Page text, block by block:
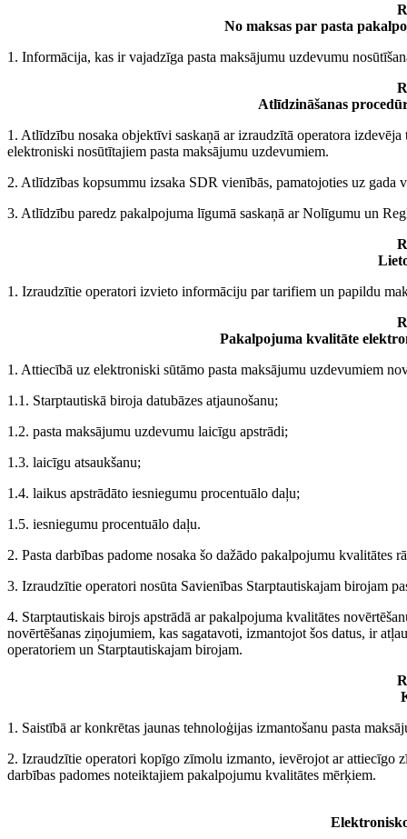
No maksas par pasta
1. Informācija, kas ir vajadzīga pasta maksājumu uzdevumu
Atlīdzināšanas
1. Atlīdzību nosaka objektīvi saskaņā ar izraudzītā operatora
elektroniski nosūtītajiem pasta maksājumu uzdevumiem.
2. Atlīdzības kopsummu izsaka SDR vienībās, pamatojoties uz
3. Atlīdzību paredz pakalpojuma līgumā saskaņā ar Nolīgumu un
1. Izraudzītie operatori izvieto informāciju par tarifiem un papildu
Pakalpojuma kvalitāte
1. Attiecībā uz elektroniski sūtāmo pasta maksājumu uzdevumiem
1.1. Starptautiskā biroja datubāzes atjaunošanu;
1.2. pasta maksājumu uzdevumu laicīgu apstrādi;
1.3. laicīgu atsaukšanu;
1.4. laikus apstrādāto iesniegumu procentuālo daļu;
1.5. iesniegumu procentuālo daļu.
2. Pasta darbības padome nosaka šo dažādo pakalpojumu kvalitātes
3. Izraudzītie operatori nosūta Savienības Starptautiskajam birojam
4. Starptautiskais birojs apstrādā ar pakalpojuma kvalitātes
novērtēšanas ziņojumiem, kas sagatavoti, izmantojot šos datus, ir
operatoriem un Starptautiskajam birojam.
1. Saistībā ar konkrētas jaunas tehnoloģijas izmantošanu pasta
2. Izraudzītie operatori kopīgo zīmolu izmanto, ievērojot ar attiecīgo
darbības padomes noteiktajiem pakalpojumu kvalitātes mērķiem.